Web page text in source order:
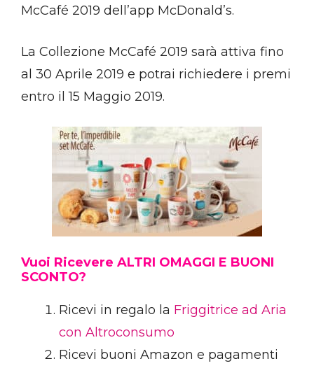
McCafé 2019 dell’app McDonald’s.
La Collezione McCafé 2019 sarà attiva fino
al 30 Aprile 2019 e potrai richiedere i premi
entro il 15 Maggio 2019.
Vuoi Ricevere ALTRI OMAGGI E BUONI
SCONTO?
Ricevi in regalo la Friggitrice ad Aria
con Altroconsumo
Ricevi buoni Amazon e pagamenti